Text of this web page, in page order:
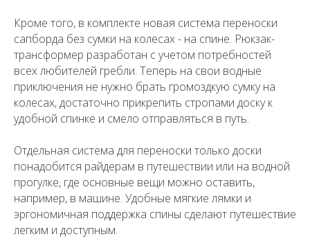
Кроме того, в комплекте новая система переноски
сапборда без сумки на колесах - на спине. Рюкзак-
трансформер разработан с учетом потребностей
всех любителей гребли. Теперь на свои водные
приключения не нужно брать громоздкую сумку на
колесах, достаточно прикрепить стропами доску к
удобной спинке и смело отправляться в путь.
Отдельная система для переноски только доски
понадобится райдерам в путешествии или на водной
прогулке, где основные вещи можно оставить,
например, в машине. Удобные мягкие лямки и
эргономичная поддержка спины сделают путешествие
легким и доступным.